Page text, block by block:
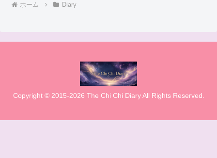
ホーム Diary
Copyright © 2015-2026 The Chi Chi Diary All Rights Reserved.